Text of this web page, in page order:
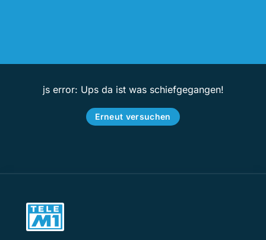
js error: Ups da ist was schiefgegangen!
Erneut versuchen